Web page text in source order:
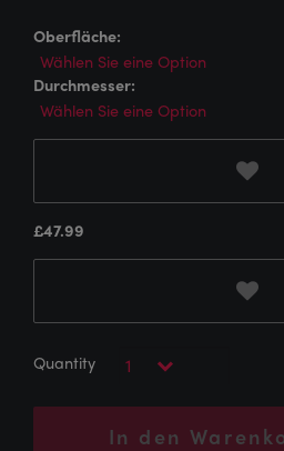
Oberfläche:
Durchmesser:
£47.99
In den